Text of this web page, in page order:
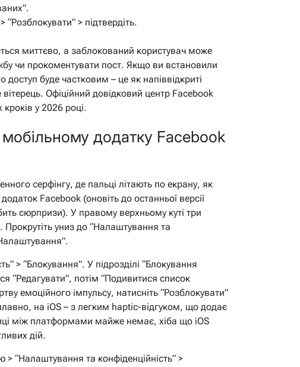
“Розблокувати” > підтвердіть.
миттєво, а заблокований користувач може
чи прокоментувати пост. Якщо ви встановили
буде частковим – це як напіввідкриті
Офіційний довідковий центр Facebook
кроків у 2026 році.
додатку Facebook
серфінгу, де пальці літають по екрану, як
Facebook (оновіть до останньої версії
сюрпризи). У правому верхньому куті три
Прокрутіть униз до “Налаштування та
> “Блокування”. У підрозділі “Блокування
“Редагувати”, потім “Подивитися список
емоційного імпульсу, натисніть “Розблокувати”
на iOS – з легким haptic-відгуком, що додає
між платформами майже немає, хіба що iOS
дій.
“Налаштування та конфіденційність” >